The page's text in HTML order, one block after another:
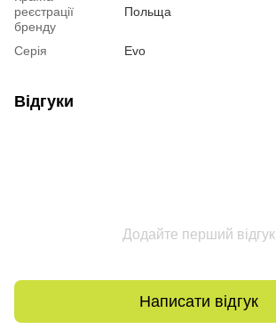
реєстрації
бренду
Польща
Серія Evo
Відгуки
Додайте перший відгук
Написати відгук